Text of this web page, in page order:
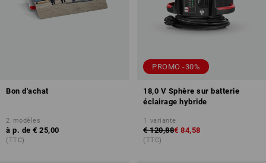
Bon d'achat
2 modèles
à p. de € 25,00
(TTC)
PROMO -30%
18,0 V Sphère sur batterie
éclairage hybride
1 variante
€ 120,88€ 84,58
(TTC)